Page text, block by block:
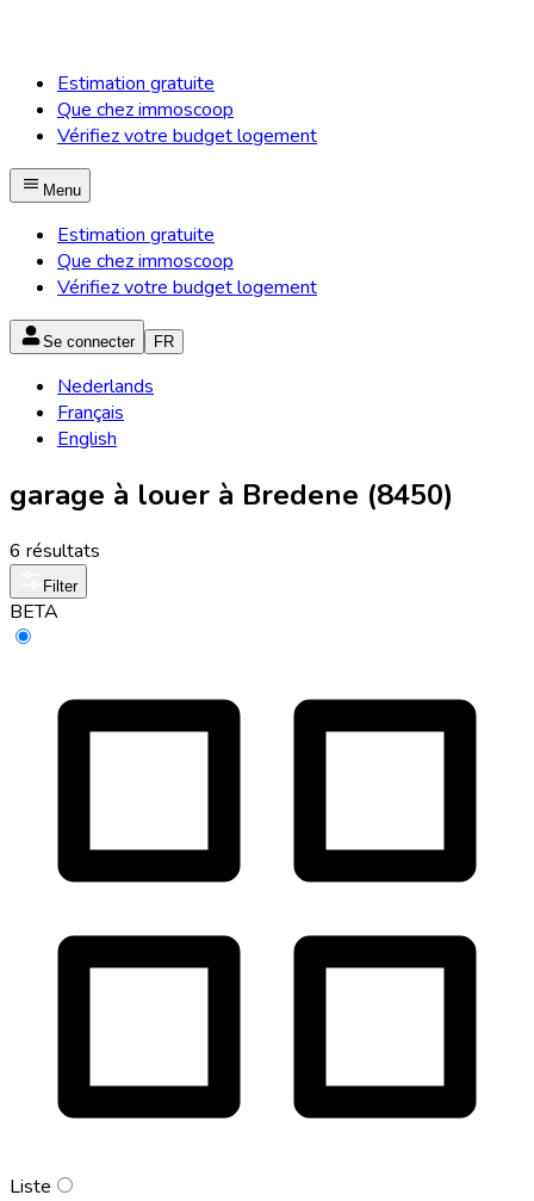
Estimation gratuite
Que chez immoscoop
Vérifiez votre budget logement
Menu
Estimation gratuite
Que chez immoscoop
Vérifiez votre budget logement
Se connecter FR
Nederlands
Français
English
garage à louer à Bredene (8450)
6 résultats
Filter
BETA
Liste